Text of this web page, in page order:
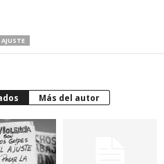
AJUSTE
Más del autor